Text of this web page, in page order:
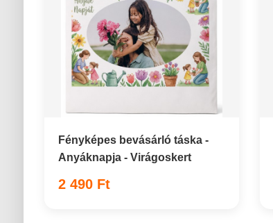
Fényképes bevásárló táska -
Anyáknapja - Virágoskert
2 490 Ft